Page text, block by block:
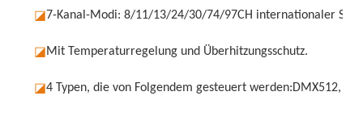
◪7-Kanal-Modi: 8/11/13/24/30/74/97CH internationaler
◪Mit Temperaturregelung und Überhitzungsschutz.
◪4 Typen, die von Folgendem gesteuert werden:DMX512,